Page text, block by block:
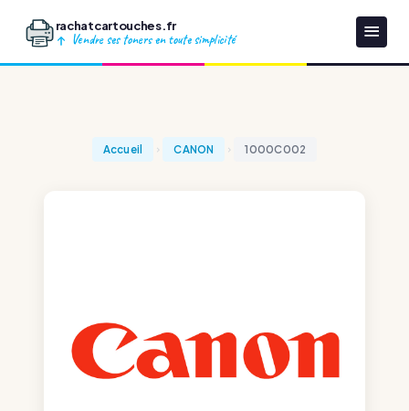
rachatcartouches.fr
Vendre ses toners en toute simplicité
Accueil CANON 1000C002